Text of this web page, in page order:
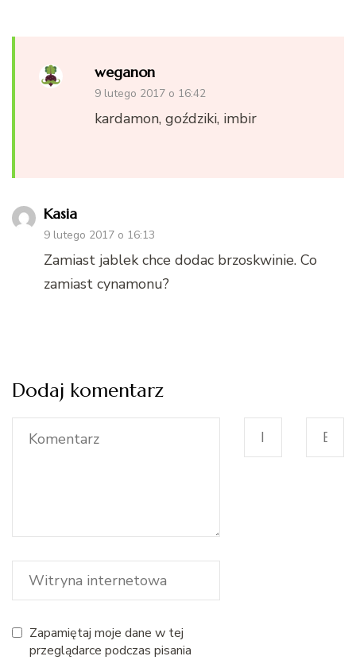
weganon
9 lutego 2017 o 16:42
kardamon, goździki, imbir
Kasia
9 lutego 2017 o 16:13
Zamiast jablek chce dodac brzoskwinie. Co
zamiast cynamonu?
Dodaj komentarz
Zapamiętaj moje dane w tej
przeglądarce podczas pisania